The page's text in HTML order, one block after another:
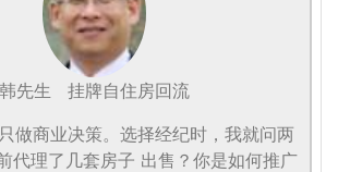
韩先生
挂牌自住房回流
做商业决策。选择经纪时，我就问两
代理了几套房子 出售？你是如何推广